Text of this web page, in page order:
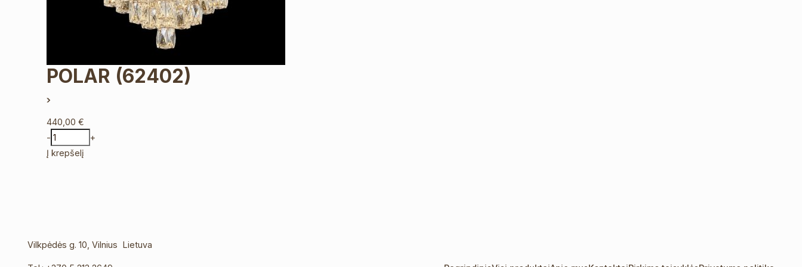
POLAR (62402)
440,00 €
-
+
Į krepšelį
Vilkpėdės g. 10, Vilnius Lietuva